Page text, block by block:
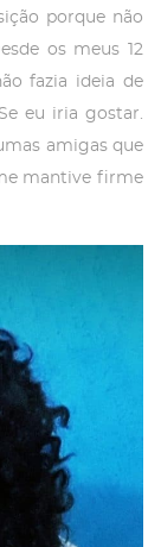
porque não
os meus 12
fazia ideia de
eu iria gostar.
amigas que
mantive firme